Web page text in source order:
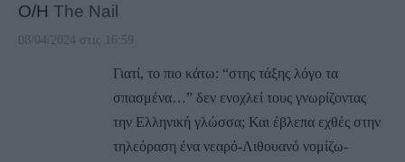
Ο/Η The Nail
08/04/2024 στις 16:59
Γιατί, το πιο κάτω: “στης τάξης λόγο τα
σπασμένα…” δεν ενοχλεί τους γνωρίζοντας
την Ελληνική γλώσσα; Και έβλεπα εχθές στην
τηλεόραση ένα νεαρό-Λιθουανό νομίζω-